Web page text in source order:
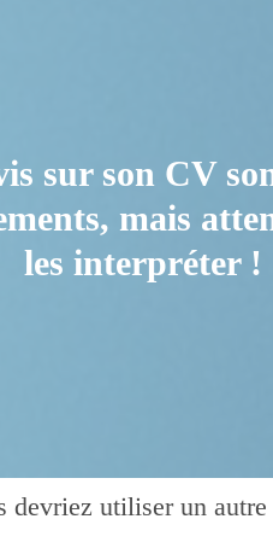
sur son CV
mais
les interpréter !
devriez utiliser un